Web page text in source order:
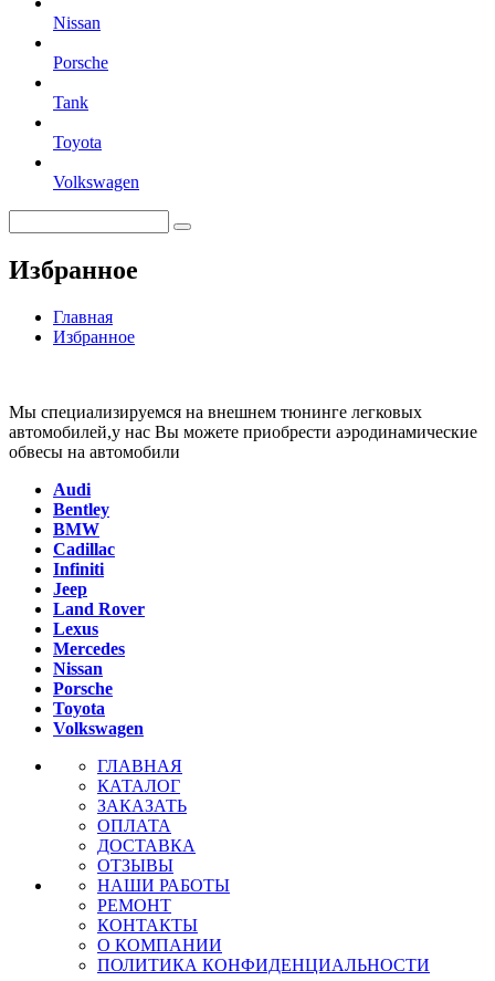
Nissan
Porsche
Tank
Toyota
Volkswagen
Избранное
Главная
Избранное
Мы специализируемся на внешнем тюнинге легковых
автомобилей,у нас Вы можете приобрести аэродинамические
обвесы на автомобили
Audi
Bentley
BMW
Cadillac
Infiniti
Jeep
Land Rover
Lexus
Mercedes
Nissan
Porsche
Toyota
Volkswagen
ГЛАВНАЯ
КАТАЛОГ
ЗАКАЗАТЬ
ОПЛАТА
ДОСТАВКА
ОТЗЫВЫ
НАШИ РАБОТЫ
РЕМОНТ
КОНТАКТЫ
О КОМПАНИИ
ПОЛИТИКА КОНФИДЕНЦИАЛЬНОСТИ